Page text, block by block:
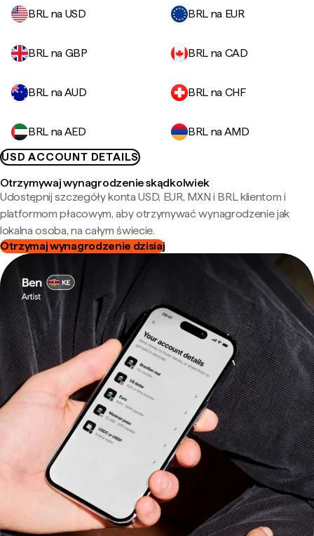
BRL na USD
BRL na EUR
BRL na GBP BRL na CAD
BRL na AUD BRL na CHF
BRL na AED
BRL na AMD
USD ACCOUNT DETAILS
Otrzymywaj wynagrodzenie skądkolwiek
Udostępnij szczegóły konta USD, EUR, MXN i BRL klientom i
platformom płacowym, aby otrzymywać wynagrodzenie jak
lokalna osoba, na całym świecie.
Otrzymaj wynagrodzenie dzisiaj